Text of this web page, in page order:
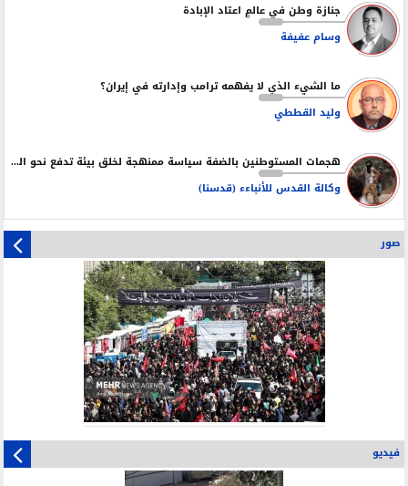
جنازة وطن في عالمٍ اعتاد الإبادة
وسام عفيفة
ما الشيء الذي لا يفهمه ترامب وإدارته في إيران؟
وليد القططي
هجمات المستوطنين بالضفة سياسة ممنهجة لخلق بيئة تدفع نحو التهجير
وكالة القدس للأنباءء (قدسنا)
صور
فيديو